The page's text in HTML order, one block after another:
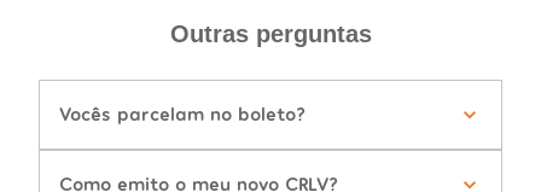
Outras perguntas
Vocês parcelam no boleto?
Como emito o meu novo CRLV?